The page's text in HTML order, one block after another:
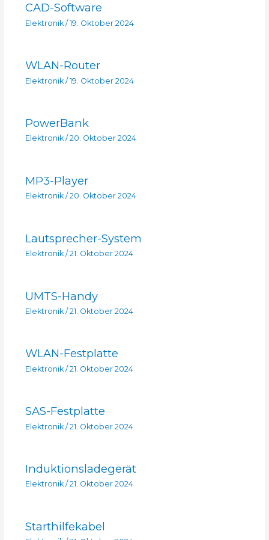
CAD-Software
Elektronik/ 19. Oktober 2024
WLAN-Router
Elektronik/19. Oktober 2024
PowerBank
Elektronik/ 20. Oktober 2024
MP3-Player
Elektronik/ 20. Oktober 2024
Lautsprecher-System
Elektronik/ 21. Oktober 2024
UMTS-Handy
Elektronik/ 21. Oktober 2024
WLAN-Festplatte
Elektronik/21. Oktober 2024
SAS-Festplatte
Elektronik/21. Oktober 2024
Induktionsladegerät
Elektronik/ 21. Oktober 2024
Starthilfekabel